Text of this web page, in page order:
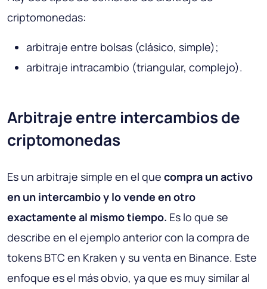
criptomonedas:
arbitraje entre bolsas (clásico, simple);
arbitraje intracambio (triangular, complejo).
Arbitraje entre intercambios de
criptomonedas
Es un arbitraje simple en el que compra un activo
en un intercambio y lo vende en otro
exactamente al mismo tiempo. Es lo que se
describe en el ejemplo anterior con la compra de
tokens BTC en Kraken y su venta en Binance. Este
enfoque es el más obvio, ya que es muy similar al